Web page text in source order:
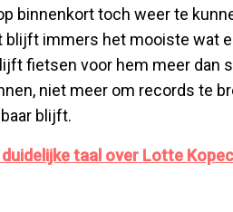
binnenkort toch weer te
immers het mooiste wat
fietsen voor hem meer dan
niet meer om records te
blijft.
taal over Lotte